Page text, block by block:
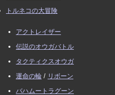
トルネコの大冒険
アクトレイザー
伝説のオウガバトル
タクティクスオウガ
運命の輪 / リボーン
バハムートラグーン